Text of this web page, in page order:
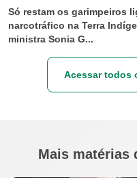
Só restam os garimpeiros
narcotráfico na Terra
ministra Sonia G...
Acessar todos
Mais matérias